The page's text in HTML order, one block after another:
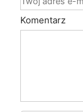
Komentarz